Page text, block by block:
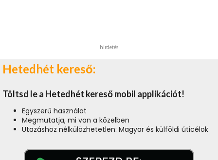
hirdetés
Hetedhét kereső:
Töltsd le a Hetedhét kereső mobil applikációt!
Egyszerű használat
Megmutatja, mi van a közelben
Utazáshoz nélkülözhetetlen: Magyar és külföldi úticélok